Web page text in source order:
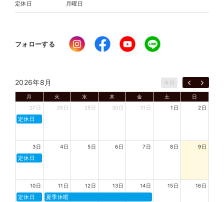
定休日 月曜日
フォローする
2026年8月 今日
月 火 水 木 金 土
日
27日
定休日
28日 29日 30日 31日 1日 2日
3日
定休日
4日 5日 6日 7日 8日 9日
10日
定休日
11日
夏季休暇
12日 13日 14日 15日 16日